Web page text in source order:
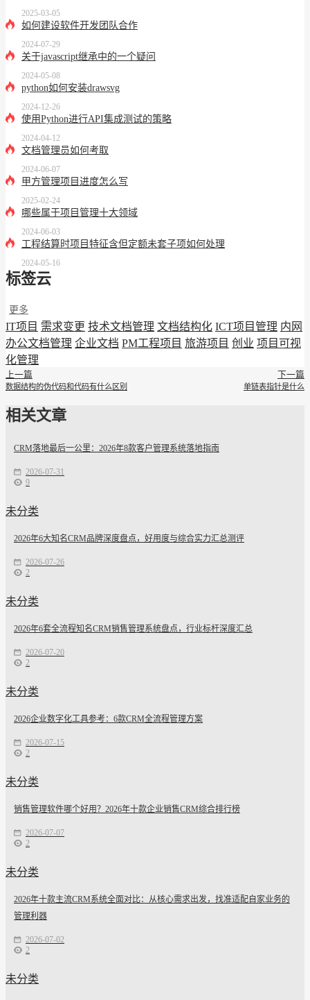
2025-03-05
如何建设软件开发团队合作
2024-07-29
关于javascript继承中的一个疑问
2024-05-08
python如何安装drawsvg
2024-12-26
使用Python进行API集成测试的策略
2024-04-12
文档管理员如何考取
2024-06-07
甲方管理项目进度怎么写
2025-02-24
哪些属于项目管理十大领域
2024-06-03
工程结算时项目特征含但定额未套子项如何处理
2024-05-16
标签云
更多
IT项目 需求变更 技术文档管理 文档结构化 ICT项目管理 内网
办公文档管理 企业文档 PM工程项目 旅游项目 创业 项目可视
化管理
上一篇
数据结构的伪代码和代码有什么区别
下一篇
单链表指针是什么
相关文章
CRM落地最后一公里：2026年8款客户管理系统落地指南
2026-07-31
9
未分类
2026年6大知名CRM品牌深度盘点，好用度与综合实力汇总测评
2026-07-26
2
未分类
2026年6套全流程知名CRM销售管理系统盘点，行业标杆深度汇总
2026-07-20
2
未分类
2026企业数字化工具参考：6款CRM全流程管理方案
2026-07-15
2
未分类
销售管理软件哪个好用？2026年十款企业销售CRM综合排行榜
2026-07-07
2
未分类
2026年十款主流CRM系统全面对比：从核心需求出发，找准适配自家业务的
管理利器
2026-07-02
2
未分类